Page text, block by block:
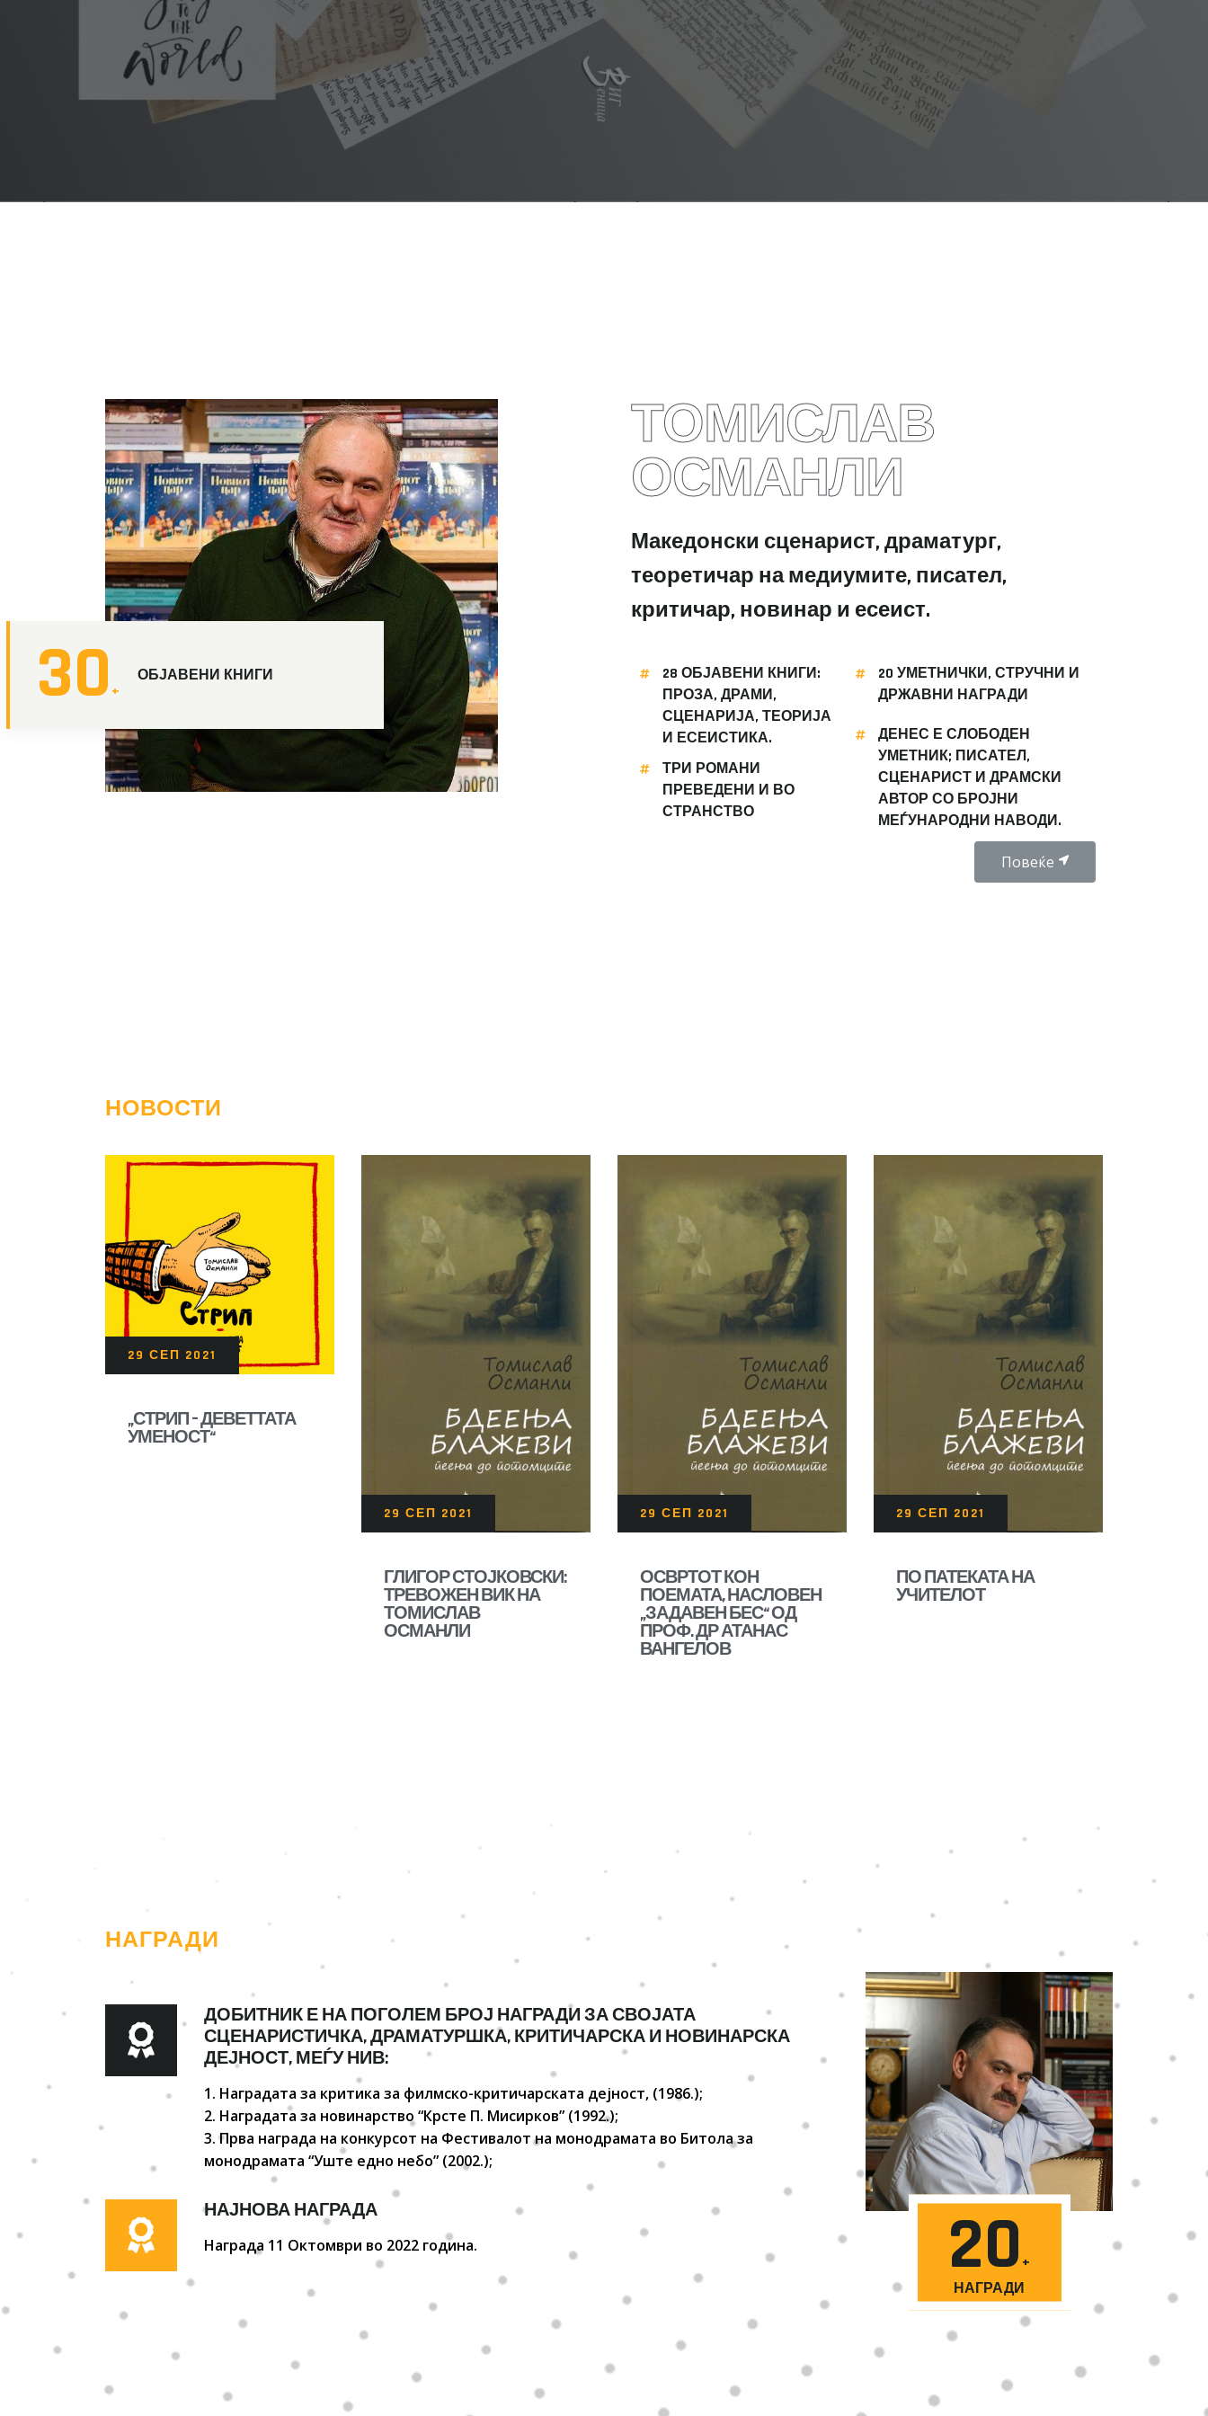
ВИДИ ПОВЕЌЕ
30 ОБЈАВЕНИ КНИГИ
ТОМИСЛАВ
ОСМАНЛИ
Македонски сценарист, драматург,
теоретичар на медиумите, писател,
критичар, новинар и есеист.
28 ОБЈАВЕНИ КНИГИ:
ПРОЗА, ДРАМИ,
СЦЕНАРИЈА, ТЕОРИЈА
И ЕСЕИСТИКА.
ТРИ РОМАНИ
ПРЕВЕДЕНИ И ВО
СТРАНСТВО
20 УМЕТНИЧКИ, СТРУЧНИ И
ДРЖАВНИ НАГРАДИ
ДЕНЕС Е СЛОБОДЕН
УМЕТНИК; ПИСАТЕЛ,
СЦЕНАРИСТ И ДРАМСКИ
АВТОР СО БРОЈНИ
МЕЃУНАРОДНИ НАВОДИ.
Повеќе
НОВОСТИ
29 СЕП 2021
„СТРИП – ДЕВЕТТАТА
УМЕНОСТ“
29 СЕП 2021
ГЛИГОР СТОЈКОВСКИ:
ТРЕВОЖЕН ВИК НА
ТОМИСЛАВ
ОСМАНЛИ
29 СЕП 2021
ОСВРТОТ КОН
ПОЕМАТА, НАСЛОВЕН
„ЗАДАВЕН БЕС“ ОД
ПРОФ. ДР АТАНАС
ВАНГЕЛОВ
29 СЕП 2021
ПО ПАТЕКАТА НА
УЧИТЕЛОТ
НАГРАДИ
ДОБИТНИК Е НА ПОГОЛЕМ БРОЈ НАГРАДИ ЗА СВОЈАТА
СЦЕНАРИСТИЧКА, ДРАМАТУРШКА, КРИТИЧАРСКА И НОВИНАРСКА
ДЕЈНОСТ, МЕЃУ НИВ:
1. Наградата за критика за филмско-критичарската дејност, (1986.);
2. Наградата за новинарство “Крсте П. Мисирков” (1992.);
3. Прва награда на конкурсот на Фестивалот на монодрамата во Битола за
монодрамата “Уште едно небо” (2002.);
НАЈНОВА НАГРАДА
Награда 11 Октомври во 2022 година. 20
НАГРАДИ